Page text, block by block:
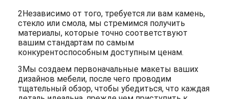
2Независимо от того, требуется ли вам камень,
стекло или смола, мы стремимся получить
материалы, которые точно соответствуют
вашим стандартам по самым
конкурентоспособным доступным ценам.
3Мы создаем первоначальные макеты ваших
дизайнов мебели, после чего проводим
тщательный обзор, чтобы убедиться, что каждая